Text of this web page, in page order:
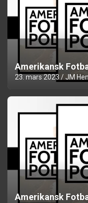
Amerikansk
23. mars 2023 JM
Amerikansk